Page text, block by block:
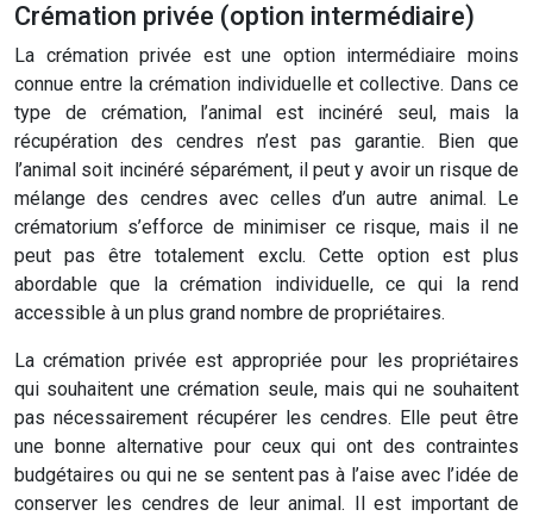
Crémation privée (option intermédiaire)
La crémation privée est une option intermédiaire moins
connue entre la crémation individuelle et collective. Dans ce
type de crémation, l’animal est incinéré seul, mais la
récupération des cendres n’est pas garantie. Bien que
l’animal soit incinéré séparément, il peut y avoir un risque de
mélange des cendres avec celles d’un autre animal. Le
crématorium s’efforce de minimiser ce risque, mais il ne
peut pas être totalement exclu. Cette option est plus
abordable que la crémation individuelle, ce qui la rend
accessible à un plus grand nombre de propriétaires.
La crémation privée est appropriée pour les propriétaires
qui souhaitent une crémation seule, mais qui ne souhaitent
pas nécessairement récupérer les cendres. Elle peut être
une bonne alternative pour ceux qui ont des contraintes
budgétaires ou qui ne se sentent pas à l’aise avec l’idée de
conserver les cendres de leur animal. Il est important de